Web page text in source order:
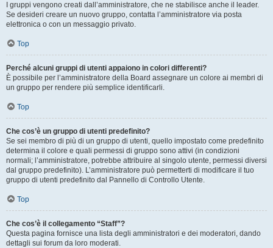
I gruppi vengono creati dall’amministratore, che ne stabilisce anche il leader.
Se desideri creare un nuovo gruppo, contatta l’amministratore via posta
elettronica o con un messaggio privato.
Top
Perché alcuni gruppi di utenti appaiono in colori differenti?
È possibile per l’amministratore della Board assegnare un colore ai membri di
un gruppo per rendere più semplice identificarli.
Top
Che cos’è un gruppo di utenti predefinito?
Se sei membro di più di un gruppo di utenti, quello impostato come predefinito
determina il colore e quali permessi di gruppo sono attivi (in condizioni
normali; l’amministratore, potrebbe attribuire al singolo utente, permessi diversi
dal gruppo predefinito). L’amministratore può permetterti di modificare il tuo
gruppo di utenti predefinito dal Pannello di Controllo Utente.
Top
Che cos’è il collegamento “Staff”?
Questa pagina fornisce una lista degli amministratori e dei moderatori, dando
dettagli sui forum da loro moderati.